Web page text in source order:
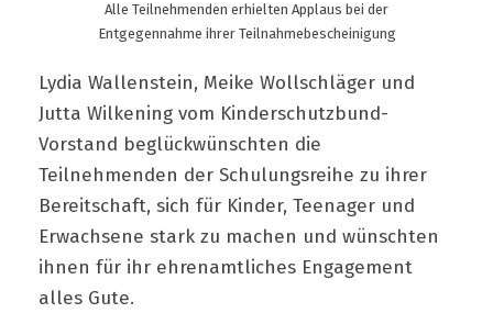
Alle Teilnehmenden erhielten Applaus bei der
Entgegennahme ihrer Teilnahmebescheinigung
Lydia Wallenstein, Meike Wollschläger und
Jutta Wilkening vom Kinderschutzbund-
Vorstand beglückwünschten die
Teilnehmenden der Schulungsreihe zu ihrer
Bereitschaft, sich für Kinder, Teenager und
Erwachsene stark zu machen und wünschten
ihnen für ihr ehrenamtliches Engagement
alles Gute.